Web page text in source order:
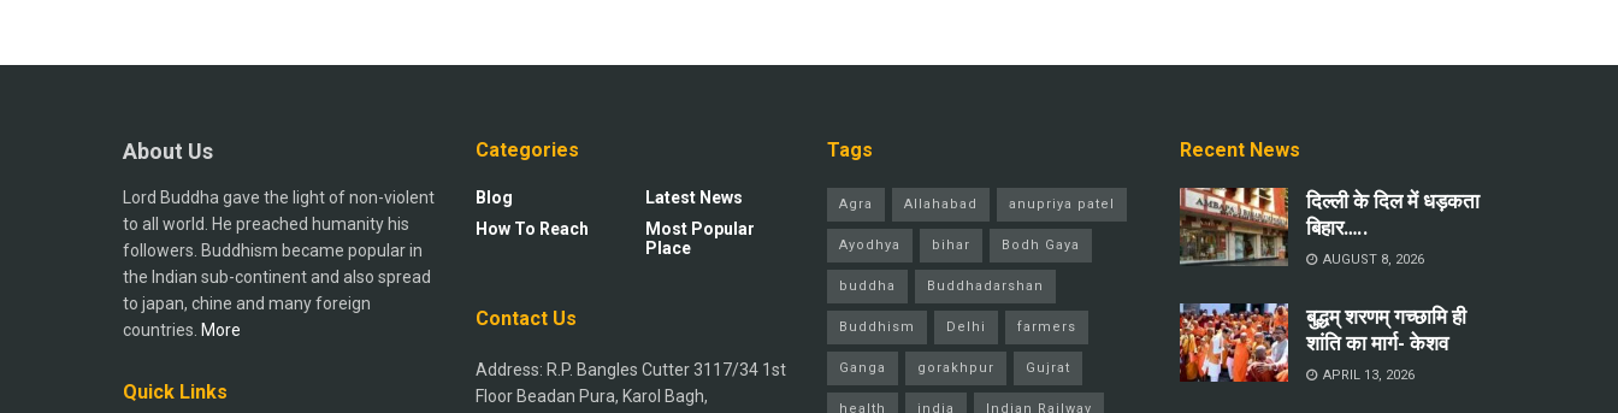
About Us
Lord Buddha gave the light of non-violent
to all world. He preached humanity his
followers. Buddhism became popular in
the Indian sub-continent and also spread
to japan, chine and many foreign
countries. More
Quick Links
Categories
Blog
How To Reach
Latest News
Most Popular
Place
Contact Us
Address: R.P. Bangles Cutter 3117/34 1st
Floor Beadan Pura, Karol Bagh,
Tags
Agra Allahabad anupriya patel
Ayodhya bihar Bodh Gaya
buddha Buddhadarshan
Buddhism Delhi farmers
Ganga gorakhpur Gujrat
health india Indian Railway
Recent News
दिल्ली के दिल में धड़कता
बिहार…..
AUGUST 8, 2026
बुद्धम् शरणम् गच्छामि ही
शांति का मार्ग- केशव
APRIL 13, 2026